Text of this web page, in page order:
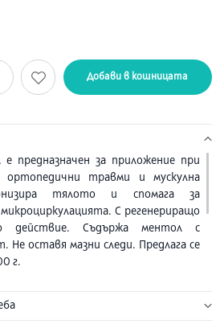
Добави в кошницата
е предназначен за приложение при
ортопедични травми и мускулна
тялото и спомага за
С регенериращо
действие. Съдържа ментол с
Не оставя мазни следи. Предлага се
г.
TOCOPHERYL ACETATE, ALCOHOL